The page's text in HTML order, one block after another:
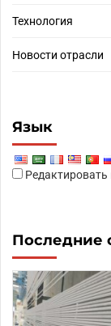
Технология
Новости отрасли
Язык
Редактировать
Последние